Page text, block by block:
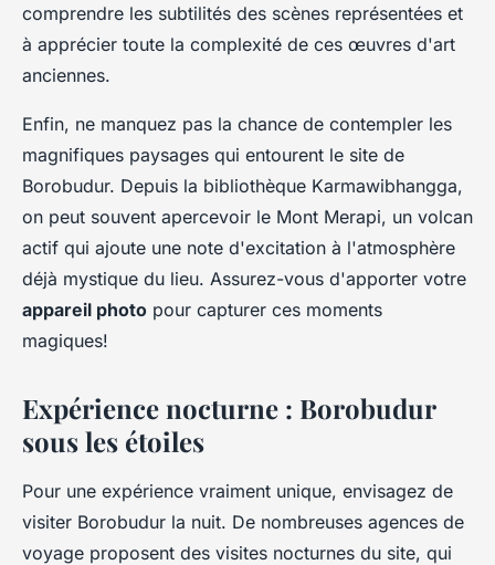
comprendre les subtilités des scènes représentées et
à apprécier toute la complexité de ces œuvres d'art
anciennes.
Enfin, ne manquez pas la chance de contempler les
magnifiques paysages qui entourent le site de
Borobudur. Depuis la bibliothèque Karmawibhangga,
on peut souvent apercevoir le Mont Merapi, un volcan
actif qui ajoute une note d'excitation à l'atmosphère
déjà mystique du lieu. Assurez-vous d'apporter votre
appareil photo pour capturer ces moments
magiques!
Expérience nocturne : Borobudur
sous les étoiles
Pour une expérience vraiment unique, envisagez de
visiter Borobudur la nuit. De nombreuses agences de
voyage proposent des visites nocturnes du site, qui